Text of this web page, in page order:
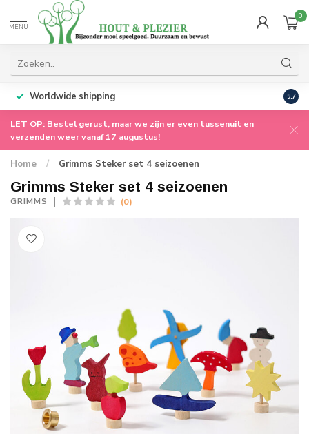
MENU
0
Worldwide shipping 9.7
LET OP: Bestel gerust, maar we zijn er even tussenuit en
verzenden weer vanaf 17 augustus!
Home / Grimms Steker set 4 seizoenen
Grimms Steker set 4 seizoenen
GRIMMS (0)